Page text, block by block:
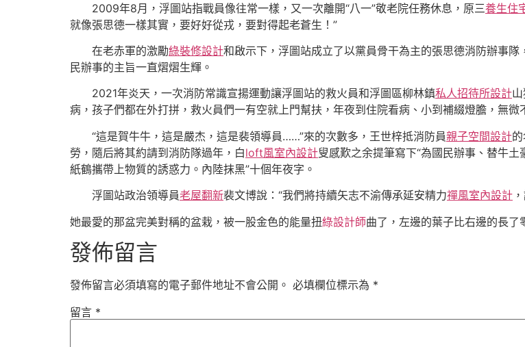
2009年8月，浮圖站指戰員像往常一樣，又一次離開“八一”敬老院任務休息，原三養生住
就像張思德一樣其實，要好好從戎，要對得起老蒼生！”
在老赤軍的激勵綠裝修設計和啟示下，浮圖站成立了以黨員骨干為主的張思德消防辦事
民辦事的主旨一直熠熠生輝。
2021年炎天，一次消防常識宣揚運動讓浮圖站的救火員和浮圖區柳林鎮私人招待所設計
病，孩子們都在外打拼，救火員們一有空就上門幫扶，年夜到住院看病、小到補綴燈膽，無微
“這是賀牛牛，這是嚴杰，這是裴領導員……”來的次數多，王世梓抵消防員親子空間設計
勞，隨后將其約請到消防隊過年，白loft風室內設計叟感歎之余提筆寫下“為國民辦事、替牛
紙鶴攜帶上物質的誘惑力。內陸抹黑”十個年夜字。
浮圖站政治領導員老屋翻新裴文博說：“我們將持續矢志不渝傳承延安精力禪風室內設計
她最愛的那盆完美對稱的盆栽，被一股金色的能量扭綠設計師曲了，左邊的葉子比右邊的長了
發佈留言
發佈留言必須填寫的電子郵件地址不會公開。 必填欄位標示為 *
留言 *